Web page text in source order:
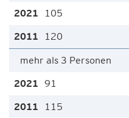
105
120
mehr als 3 Personen
91
115